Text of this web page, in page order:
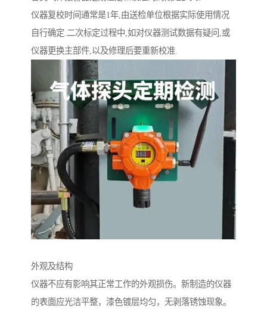
仪器复校时间通常是1年,由送检单位根据实际使用情况
自行确定.二次标定过程中,如对仪器测试数据有疑问,或
仪器更换主部件,以及修理后要重新校准.
外观及结构
仪器不应有影响其正常工作的外观损伤。新制造的仪器
的表面应光洁平整，漆色镀层均匀，无剥落锈蚀现象。